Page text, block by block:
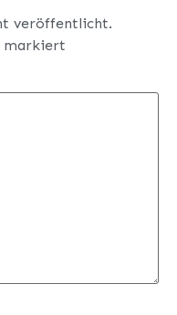
veröffentlicht.
markiert